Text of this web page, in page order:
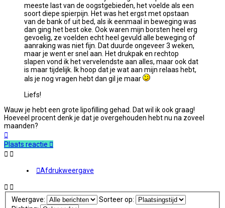
meeste last van de oogstgebieden, het voelde als een
soort diepe spierpijn. Het was het ergst met opstaan
van de bank of uit bed, als ik eenmaal in beweging was
dan ging het best oke. Ook waren mijn borsten heel erg
gevoelig, ze voelden echt heel gevuld alle beweging of
aanraking was niet fijn. Dat duurde ongeveer 3 weken,
maar je went er snel aan. Het drukpak en rechtop
slapen vond ik het vervelendste aan alles, maar ook dat
is maar tijdelijk. Ik hoop dat je wat aan mijn relaas hebt,
als je nog vragen hebt dan gil je maar
Liefs!
Wauw je hebt een grote lipofilling gehad. Dat wil ik ook graag!
Hoeveel procent denk je dat je overgehouden hebt nu na zoveel
maanden?
Plaats reactie
Afdrukweergave
Weergave:
Sorteer op: